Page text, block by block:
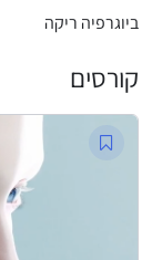
ביוגרפיה ריקה
קורסים